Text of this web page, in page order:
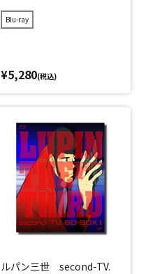
Blu-ray
¥5,280(税込)
ルパン三世 second-TV.